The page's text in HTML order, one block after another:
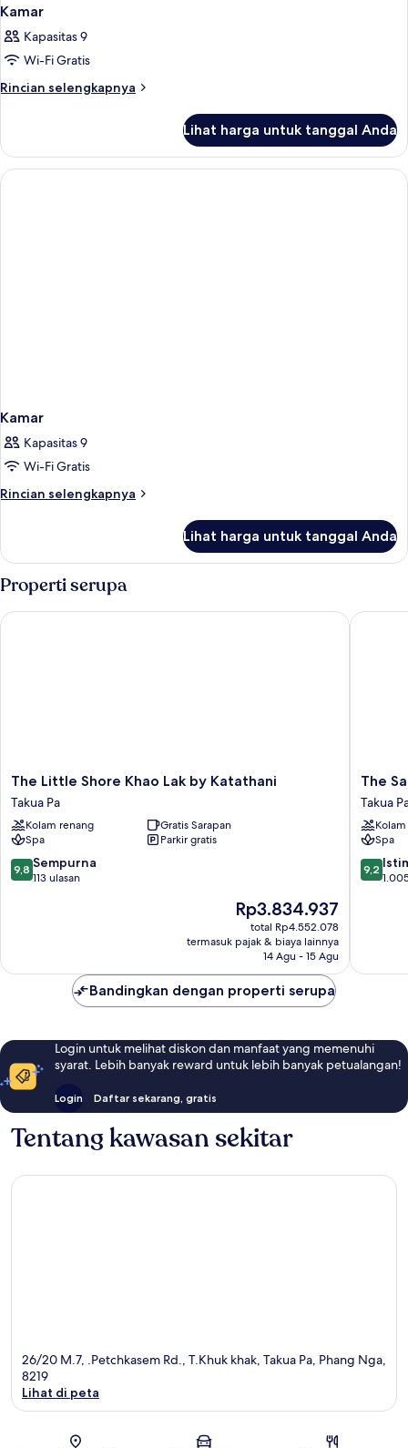
Kamar
Kapasitas 9
Wi-Fi Gratis
Rincian selengkapnya
Rincian
Kamar
Lihat harga untuk tanggal Anda
Kamar
Kapasitas 9
Wi-Fi Gratis
Rincian selengkapnya
Rincian
Kamar
Lihat harga untuk tanggal Anda
Properti serupa
The
Little
Shore
Khao
Lak
by
Katathani
The Little Shore Khao Lak by Katathani
Takua Pa
Kolam renang
Gratis Sarapan
Spa
Parkir gratis
9.8
dari
9,8 Sempurna
113 ulasan
Harga
sekarang
Rp3.834.937
Rp3.834.937
total Rp4.552.078
termasuk pajak & biaya lainnya
14 Agu - 15 Agu
The Little Shore Khao Lak by Katathani
The
Sands
Khao
Lak
by
Takua
The
Takua
Spa
9.2
dari
9,2
The
Bandingkan dengan properti serupa
Login untuk melihat diskon dan manfaat yang memenuhi
syarat. Lebih banyak reward untuk lebih banyak petualangan!
Login Daftar sekarang, gratis
Tentang kawasan sekitar
26/20 M.7, .Petchkasem Rd., T.Khuk khak, Takua Pa, Phang Nga,
8219
Lihat di peta